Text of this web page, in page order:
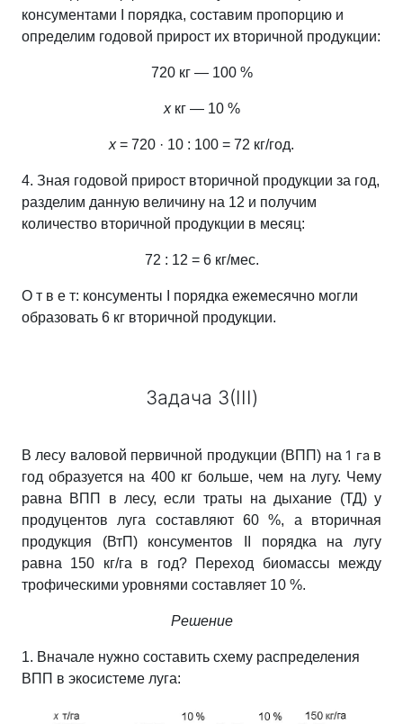
консументами І порядка, составим пропорцию и
определим годовой прирост их вторичной продукции:
720 кг — 100 %
хкг — 10 %
х= 720 · 10 : 100 = 72 кг/год.
4. Зная годовой прирост вторичной продукции за год,
разделим данную величину на 12 и получим
количество вторичной продукции в месяц:
72 : 12 = 6 кг/мес.
О т в е т: консументы І порядка ежемесячно могли
образовать 6 кг вторичной продукции.
Задача 3(III)
В лесу валовой первичной продукции (ВПП) на 1 гав
год образуется на 400 кг больше, чем на лугу. Чему
равна ВПП в лесу, если траты на дыхание (ТД) у
продуцентов луга составляют 60 %, а вторичная
продукция (ВтП) консументов ІІ порядка на лугу
равна 150 кг/га в год? Переход биомассы между
трофическими уровнями составляет 10 %.
Решение
1. Вначале нужно составить схему распределения
ВПП в экосистеме луга: